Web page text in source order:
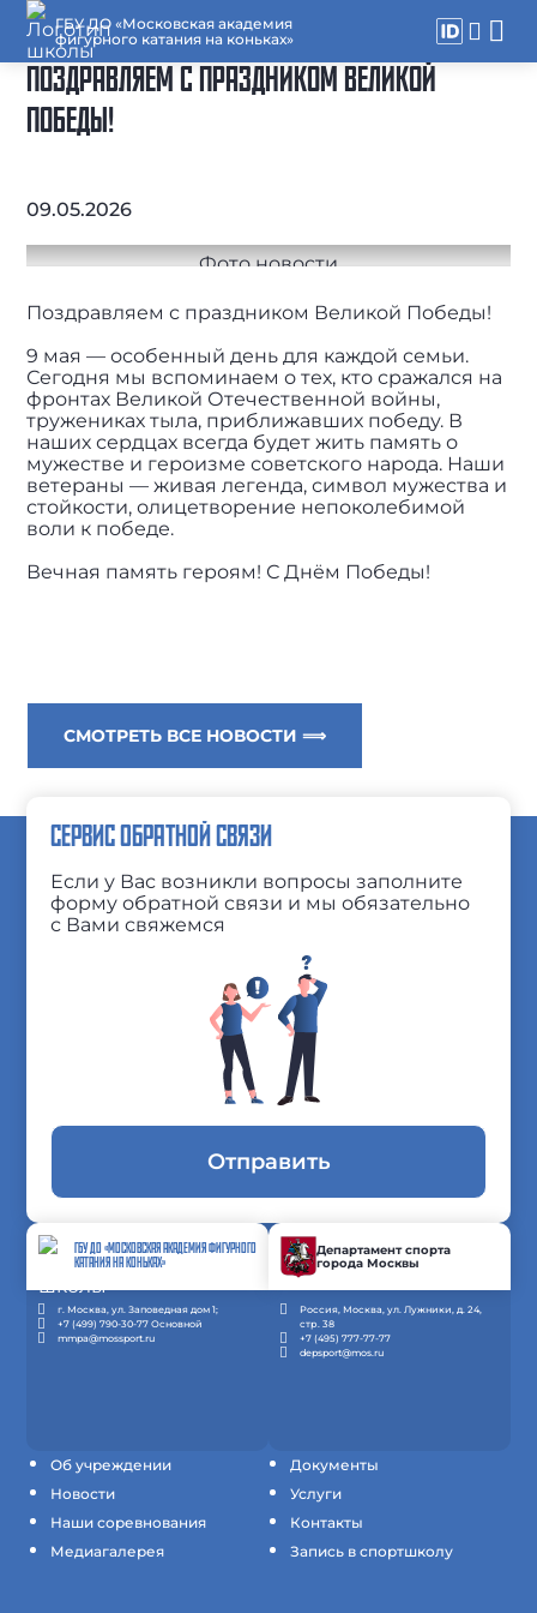
ГБУ ДО «Московская академия
фигурного катания на коньках»
ПОЗДРАВЛЯЕМ С ПРАЗДНИКОМ ВЕЛИКОЙ
ПОБЕДЫ!
09.05.2026
Поздравляем с праздником Великой Победы!
9 мая — особенный день для каждой семьи.
Сегодня мы вспоминаем о тех, кто сражался на
фронтах Великой Отечественной войны,
тружениках тыла, приближавших победу. В
наших сердцах всегда будет жить память о
мужестве и героизме советского народа. Наши
ветераны — живая легенда, символ мужества и
стойкости, олицетворение непоколебимой
воли к победе.
Вечная память героям! С Днём Победы!
СМОТРЕТЬ ВСЕ НОВОСТИ ⟹
Об учреждении
Новости
Наши соревнования
Медиагалерея
Документы
Услуги
Контакты
Запись в спортшколу
СЕРВИС ОБРАТНОЙ СВЯЗИ
Если у Вас возникли вопросы заполните
форму обратной связи и мы обязательно
с Вами свяжемся
Отправить
ГБУ ДО «МОСКОВСКАЯ АКАДЕМИЯ ФИГУРНОГО
КАТАНИЯ НА КОНЬКАХ»
г. Москва, ул. Заповедная дом 1;
+7 (499) 790-30-77 Основной
mmpa@mossport.ru
Департамент спорта
города Москвы
Россия, Москва, ул. Лужники, д. 24,
стр. 38
+7 (495) 777-77-77
depsport@mos.ru